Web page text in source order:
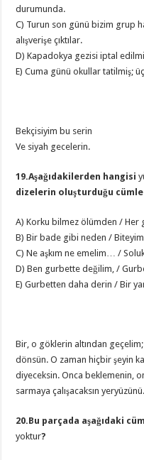
durumunda.
C) Turun son günü bizim grup
alışverişe çıktılar.
D) Kapadokya gezisi iptal
E) Cuma günü okullar tatilmiş;
Bekçisiyim bu serin
Ve siyah gecelerin.
19.Aşağıdakilerden hangisi
dizelerin oluşturduğu
A) Korku bilmez ölümden / Her
B) Bir bade gibi neden /
C) Ne aşkım ne emelim… /
D) Ben gurbette değilim, /
E) Gurbetten daha derin / Bir
Bir, o göklerin altından
dönsün. O zaman hiçbir şeyin
diyeceksin. Onca beklemenin,
sarmaya çalışacaksın yeryüzünü.
20.Bu parçada aşağıdaki
yoktur?